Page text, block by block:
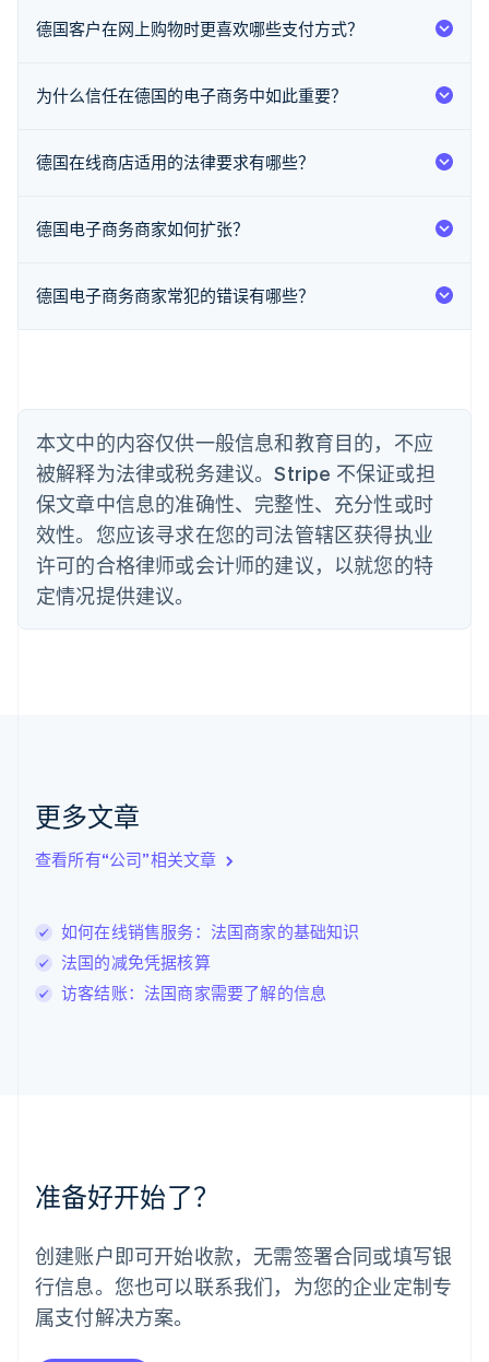
德国客户在网上购物时更喜欢哪些支付方式？
为什么信任在德国的电子商务中如此重要？
德国在线商店适用的法律要求有哪些？
德国电子商务商家如何扩张？
德国电子商务商家常犯的错误有哪些？
本文中的内容仅供一般信息和教育目的，不应
被解释为法律或税务建议。Stripe 不保证或担
保文章中信息的准确性、完整性、充分性或时
效性。您应该寻求在您的司法管辖区获得执业
许可的合格律师或会计师的建议，以就您的特
定情况提供建议。
更多文章
查看所有“公司”相关文章
如何在线销售服务：法国商家的基础知识
法国的减免凭据核算
访客结账：法国商家需要了解的信息
准备好开始了？
创建账户即可开始收款，无需签署合同或填写银
行信息。您也可以联系我们，为您的企业定制专
属支付解决方案。
爱尔兰
English
奥地利
澳大利亚
English
Português English
保加利亚
English
丹麦
English
德国
DeutschEnglish
法国
FrançaisEnglish
芬兰
EnglishSvenska
English
English
卢森堡
罗马尼亚
English
挪威
葡萄牙
Português English
日本
日本語English
瑞典